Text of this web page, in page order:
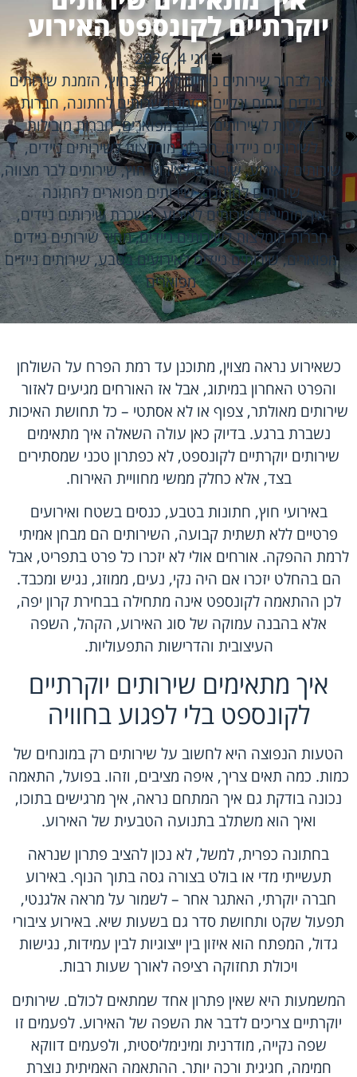
יוקרתיים לקונספט האירוע
יוני 4, 2026
איך לבחור שירותים ניידים לאירוע בחוץ,הזמנת שירותים
ניידים נוחים ונקיים,הזמנת שרותים לחתונה,חברות
בולטות לשירותים ניידים מפוארים,חברות מובילות
לשירותים ניידים, חברות מומלצות לשירותים ניידים,
שירותים לאירוע,שירותים לאירוע חוץ,שירותים לבר מצווה,
שירותים לחתונה,שירותים מפוארים לחתונה
איך מזמינים שירותים לאירוע,השכרת שירותים ניידים,
חברות מומלצות לשירותים ניידים,מחיר שירותים ניידים
מפוארים,שירותים ניידים לאירועים בטבע,שירותים ניידים
מפוארים
כשאירוע נראה מצוין, מתוכנן עד רמת הפרח על השולחן
והפרט האחרון במיתוג, אבל אז האורחים מגיעים לאזור
שירותים מאולתר, צפוף או לא אסתטי – כל תחושת האיכות
נשברת ברגע. בדיוק כאן עולה השאלה איך מתאימים
שירותים יוקרתיים לקונספט, לא כפתרון טכני שמסתירים
בצד, אלא כחלק ממשי מחוויית האירוח.
באירועי חוץ, חתונות בטבע, כנסים בשטח ואירועים
פרטיים ללא תשתית קבועה, השירותים הם מבחן אמיתי
לרמת ההפקה. אורחים אולי לא יזכרו כל פרט בתפריט, אבל
הם בהחלט יזכרו אם היה נקי, נעים, ממוזג, נגיש ומכבד.
לכן ההתאמה לקונספט אינה מתחילה בבחירת קרון יפה,
אלא בהבנה עמוקה של סוג האירוע, הקהל, השפה
העיצובית והדרישות התפעוליות.
איך מתאימים שירותים יוקרתיים
לקונספט בלי לפגוע בחוויה
הטעות הנפוצה היא לחשוב על שירותים רק במונחים של
כמות. כמה תאים צריך, איפה מציבים, וזהו. בפועל, התאמה
נכונה בודקת גם איך המתחם נראה, איך מרגישים בתוכו,
ואיך הוא משתלב בתנועה הטבעית של האירוע.
בחתונה כפרית, למשל, לא נכון להציב פתרון שנראה
תעשייתי מדי או בולט בצורה גסה בתוך הנוף. באירוע
חברה יוקרתי, האתגר אחר – לשמור על מראה אלגנטי,
תפעול שקט ותחושת סדר גם בשעות שיא. באירוע ציבורי
גדול, המפתח הוא איזון בין ייצוגיות לבין עמידות, נגישות
ויכולת תחזוקה רציפה לאורך שעות רבות.
המשמעות היא שאין פתרון אחד שמתאים לכולם. שירותים
יוקרתיים צריכים לדבר את השפה של האירוע. לפעמים זו
שפה נקייה, מודרנית ומינימליסטית, ולפעמים דווקא
חמימה, חגיגית ורכה יותר. ההתאמה האמיתית נוצרת